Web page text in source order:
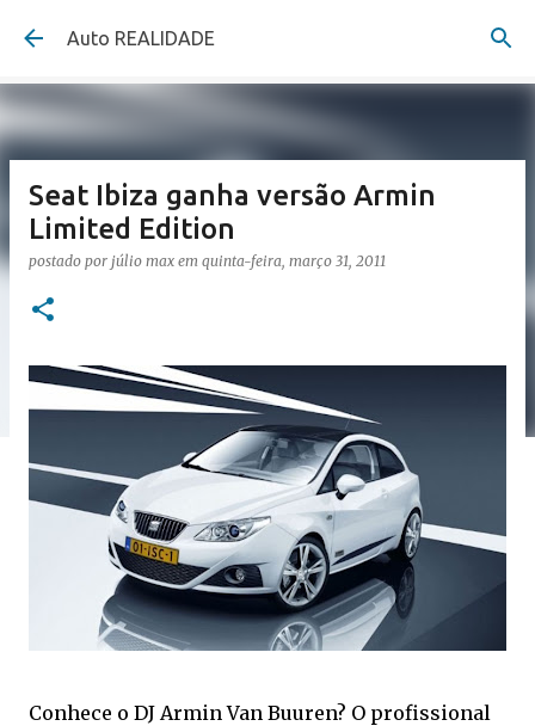
Pular para o conteúdo principal
Auto REALIDADE
Seat Ibiza ganha versão Armin
Limited Edition
postado por júlio max em quinta-feira, março 31, 2011
Conhece o DJ Armin Van Buuren? O profissional